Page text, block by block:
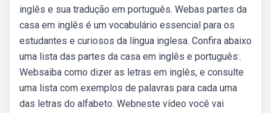
inglês e sua tradução em português. Webas partes da
casa em inglês é um vocabulário essencial para os
estudantes e curiosos da língua inglesa. Confira abaixo
uma lista das partes da casa em inglês e português:.
Websaiba como dizer as letras em inglês, e consulte
uma lista com exemplos de palavras para cada uma
das letras do alfabeto. Webneste vídeo você vai